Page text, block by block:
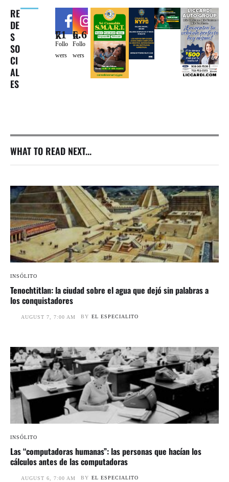
RE
DE
S
SO
CI
AL
ES
71k
Follo
wers
6.6k
Follo
wers
WHAT TO READ NEXT...
INSÓLITO
Tenochtitlan: la ciudad sobre el agua que dejó sin palabras a
los conquistadores
AUGUST 7, 7:00 AM BY EL ESPECIALITO
INSÓLITO
Las “computadoras humanas”: las personas que hacían los
cálculos antes de las computadoras
AUGUST 6, 7:00 AM BY EL ESPECIALITO